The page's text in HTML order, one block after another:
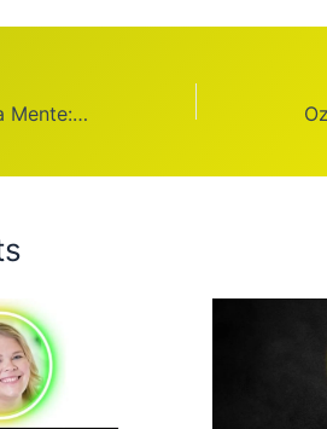
Hábitos Saudáveis ​​para a Mente: 10 Práticas para uma Mente